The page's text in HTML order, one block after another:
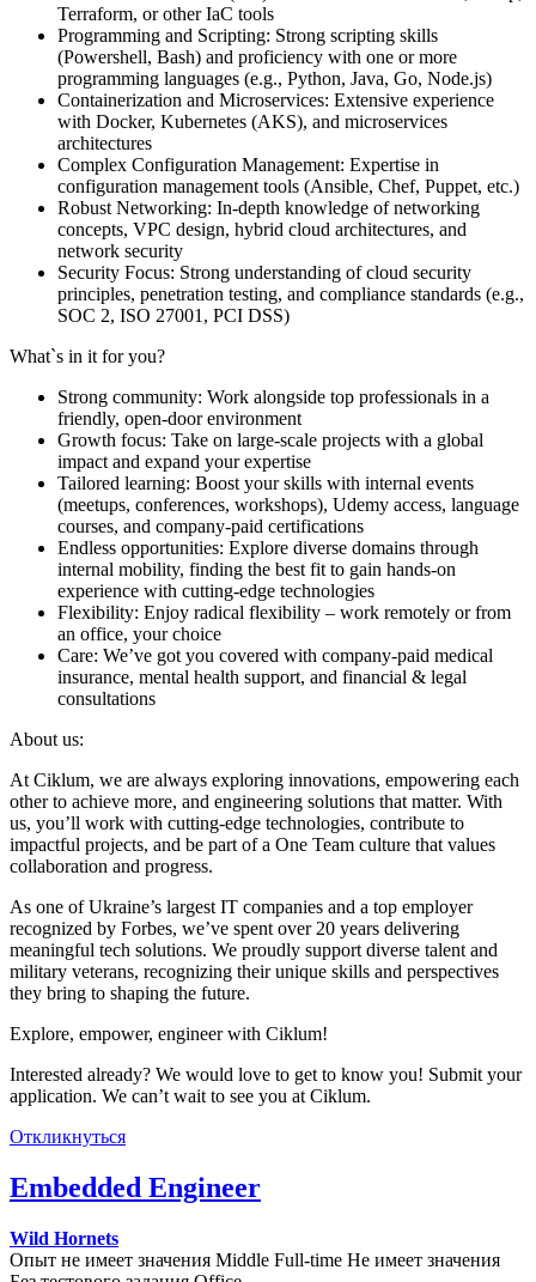
Terraform, or other IaC tools
Programming and Scripting: Strong scripting skills
(Powershell, Bash) and proficiency with one or more
programming languages (e.g., Python, Java, Go, Node.js)
Containerization and Microservices: Extensive experience
with Docker, Kubernetes (AKS), and microservices
architectures
Complex Configuration Management: Expertise in
configuration management tools (Ansible, Chef, Puppet, etc.)
Robust Networking: In-depth knowledge of networking
concepts, VPC design, hybrid cloud architectures, and
network security
Security Focus: Strong understanding of cloud security
principles, penetration testing, and compliance standards (e.g.,
SOC 2, ISO 27001, PCI DSS)
What`s in it for you?
Strong community: Work alongside top professionals in a
friendly, open-door environment
Growth focus: Take on large-scale projects with a global
impact and expand your expertise
Tailored learning: Boost your skills with internal events
(meetups, conferences, workshops), Udemy access, language
courses, and company-paid certifications
Endless opportunities: Explore diverse domains through
internal mobility, finding the best fit to gain hands-on
experience with cutting-edge technologies
Flexibility: Enjoy radical flexibility – work remotely or from
an office, your choice
Care: We’ve got you covered with company-paid medical
insurance, mental health support, and financial & legal
consultations
About us:
At Ciklum, we are always exploring innovations, empowering each
other to achieve more, and engineering solutions that matter. With
us, you’ll work with cutting-edge technologies, contribute to
impactful projects, and be part of a One Team culture that values
collaboration and progress.
As one of Ukraine’s largest IT companies and a top employer
recognized by Forbes, we’ve spent over 20 years delivering
meaningful tech solutions. We proudly support diverse talent and
military veterans, recognizing their unique skills and perspectives
they bring to shaping the future.
Explore, empower, engineer with Ciklum!
Interested already? We would love to get to know you! Submit your
application. We can’t wait to see you at Ciklum.
Откликнуться
Embedded Engineer
Wild Hornets
Опыт не имеет значения Middle Full-time Не имеет значения